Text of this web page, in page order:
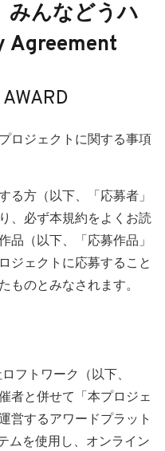
みんなどうハ
Agreement
ロジェクトに関する事項
る方（以下、「応募者」
、必ず本規約をよくお読
品（以下、「応募作品」
ジェクトに応募すること
ものとみなされます。
フトワーク（以下、
者と併せて「本プロジェ
営するアワードプラット
ムを使用し、オンライン